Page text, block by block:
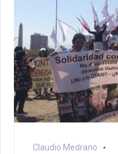
Claudio Medrano